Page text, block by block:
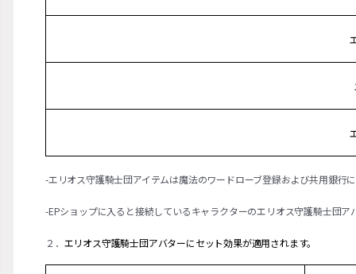
-エリオス守護騎士団アイテムは魔法のワードローブ登録および共用銀行
-EPショップに入ると接続しているキャラクターのエリオス守護騎士団ア
２． エリオス守護騎士団アバターにセット効果が適用されます。